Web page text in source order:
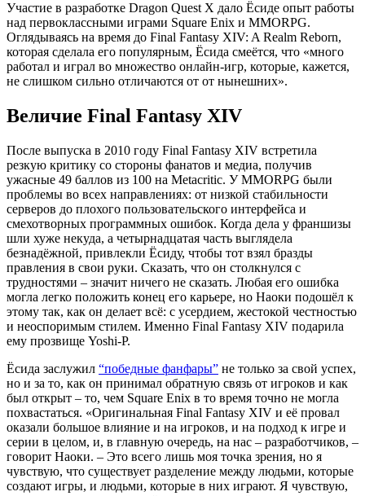
Участие в разработке Dragon Quest X дало Ёсиде опыт работы
над первоклассными играми Square Enix и MMORPG.
Оглядываясь на время до Final Fantasy XIV: A Realm Reborn,
которая сделала его популярным, Ёсида смеётся, что «много
работал и играл во множество онлайн-игр, которые, кажется,
не слишком сильно отличаются от от нынешних».
Величие Final Fantasy XIV
После выпуска в 2010 году Final Fantasy XIV встретила
резкую критику со стороны фанатов и медиа, получив
ужасные 49 баллов из 100 на Metacritic. У MMORPG были
проблемы во всех направлениях: от низкой стабильности
серверов до плохого пользовательского интерфейса и
смехотворных программных ошибок. Когда дела у франшизы
шли хуже некуда, а четырнадцатая часть выглядела
безнадёжной, привлекли Ёсиду, чтобы тот взял бразды
правления в свои руки. Сказать, что он столкнулся с
трудностями – значит ничего не сказать. Любая его ошибка
могла легко положить конец его карьере, но Наоки подошёл к
этому так, как он делает всё: с усердием, жестокой честностью
и неоспоримым стилем. Именно Final Fantasy XIV подарила
ему прозвище Yoshi-P.
Ёсида заслужил “победные фанфары” не только за свой успех,
но и за то, как он принимал обратную связь от игроков и как
был открыт – то, чем Square Enix в то время точно не могла
похвастаться. «Оригинальная Final Fantasy XIV и её провал
оказали большое влияние и на игроков, и на подход к игре и
серии в целом, и, в главную очередь, на нас – разработчиков, –
говорит Наоки. – Это всего лишь моя точка зрения, но я
чувствую, что существует разделение между людьми, которые
создают игры, и людьми, которые в них играют. Я чувствую,